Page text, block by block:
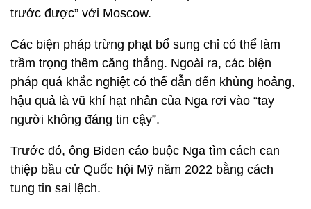
trước được” với Moscow.
Các biện pháp trừng phạt bổ sung chỉ có thể làm
trầm trọng thêm căng thẳng. Ngoài ra, các biện
pháp quá khắc nghiệt có thể dẫn đến khủng hoảng,
hậu quả là vũ khí hạt nhân của Nga rơi vào “tay
người không đáng tin cậy”.
Trước đó, ông Biden cáo buộc Nga tìm cách can
thiệp bầu cử Quốc hội Mỹ năm 2022 bằng cách
tung tin sai lệch.